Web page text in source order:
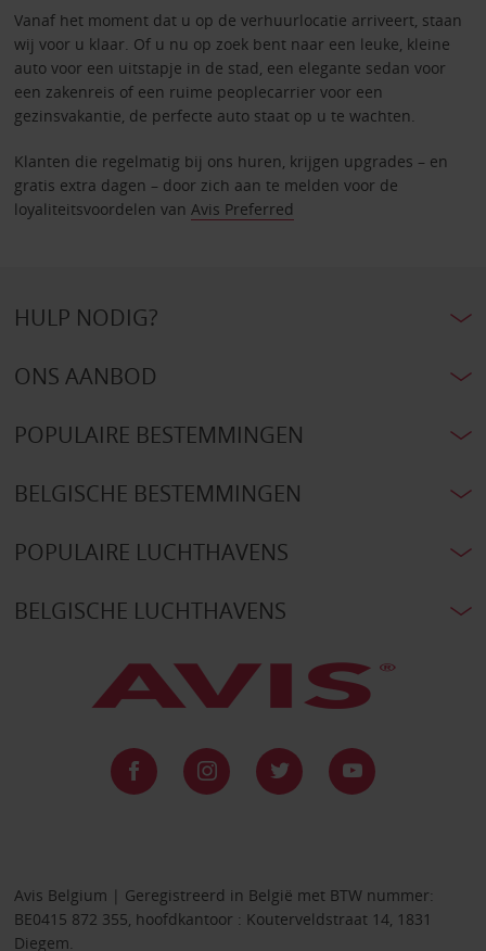
Vanaf het moment dat u op de verhuurlocatie arriveert, staan
wij voor u klaar. Of u nu op zoek bent naar een leuke, kleine
auto voor een uitstapje in de stad, een elegante sedan voor
een zakenreis of een ruime peoplecarrier voor een
gezinsvakantie, de perfecte auto staat op u te wachten.
Klanten die regelmatig bij ons huren, krijgen upgrades – en
gratis extra dagen – door zich aan te melden voor de
loyaliteitsvoordelen van Avis Preferred
HULP NODIG?
ONS AANBOD
POPULAIRE BESTEMMINGEN
BELGISCHE BESTEMMINGEN
POPULAIRE LUCHTHAVENS
BELGISCHE LUCHTHAVENS
Avis Belgium | Geregistreerd in België met BTW nummer:
BE0415 872 355, hoofdkantoor : Kouterveldstraat 14, 1831
Diegem.